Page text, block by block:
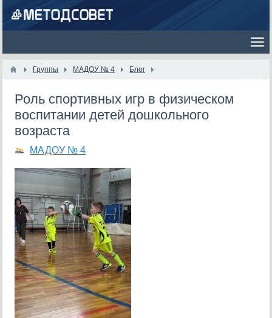
Группы МАДОУ № 4 Блог
Роль спортивных игр в физическом
воспитании детей дошкольного
возраста
МАДОУ № 4